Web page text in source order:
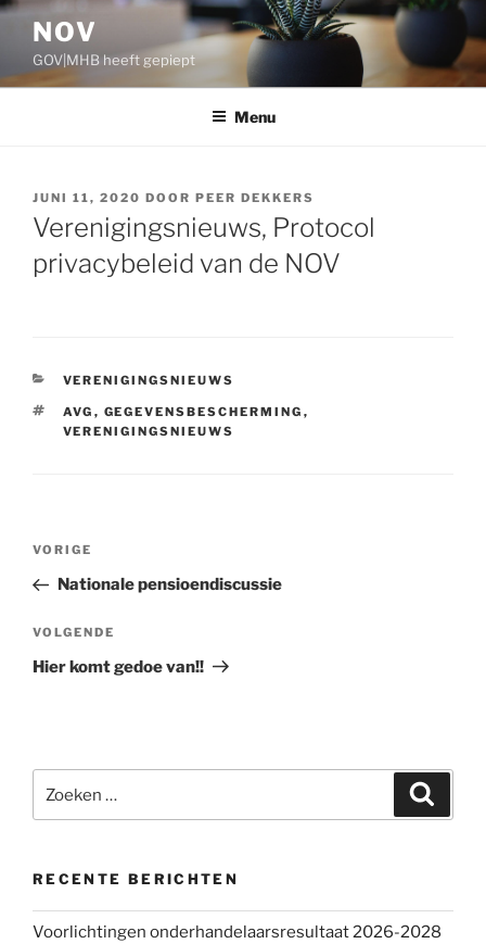
Ga
inhoud
NOV
GOV|MHB heeft gepiept
Menu
GEPLAATST
OP
JUNI 11, 2020 DOOR PEER DEKKERS
Verenigingsnieuws, Protocol
privacybeleid van de NOV
CATEGORIEËN
VERENIGINGSNIEUWS
TAGS
AVG , GEGEVENSBESCHERMING ,
VERENIGINGSNIEUWS
Bericht
Vorig
bericht
VORIGE
Nationale pensioendiscussie
Volgend
bericht
VOLGENDE
Hier komt gedoe van!!
naar:
RECENTE BERICHTEN
Voorlichtingen onderhandelaarsresultaat 2026-2028